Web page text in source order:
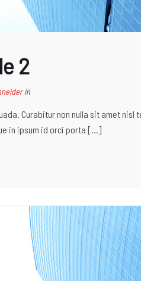
2
in
Curabitur non nulla sit amet
in ipsum id orci porta […]